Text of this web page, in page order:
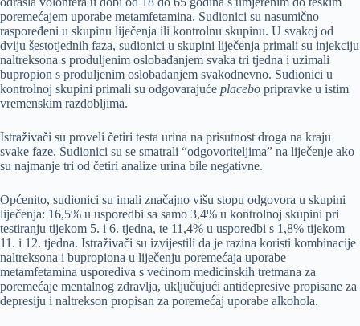
poremećajem uporabe metamfetamina. Sudionici su nasumično
raspoređeni u skupinu liječenja ili kontrolnu skupinu. U svakoj od
dviju šestotjednih faza, sudionici u skupini liječenja primali su injekciju
naltreksona s produljenim oslobađanjem svaka tri tjedna i uzimali
bupropion s produljenim oslobađanjem svakodnevno. Sudionici u
kontrolnoj skupini primali su odgovarajuće placebo pripravke u istim
vremenskim razdobljima.
Istraživači su proveli četiri testa urina na prisutnost droga na kraju
svake faze. Sudionici su se smatrali “odgovoriteljima” na liječenje ako
su najmanje tri od četiri analize urina bile negativne.
Općenito, sudionici su imali značajno višu stopu odgovora u skupini
liječenja: 16,5% u usporedbi sa samo 3,4% u kontrolnoj skupini pri
testiranju tijekom 5. i 6. tjedna, te 11,4% u usporedbi s 1,8% tijekom
11. i 12. tjedna. Istraživači su izvijestili da je razina koristi kombinacije
naltreksona i bupropiona u liječenju poremećaja uporabe
metamfetamina usporediva s većinom medicinskih tretmana za
poremećaje mentalnog zdravlja, uključujući antidepresive propisane za
depresiju i naltrekson propisan za poremećaj uporabe alkohola.